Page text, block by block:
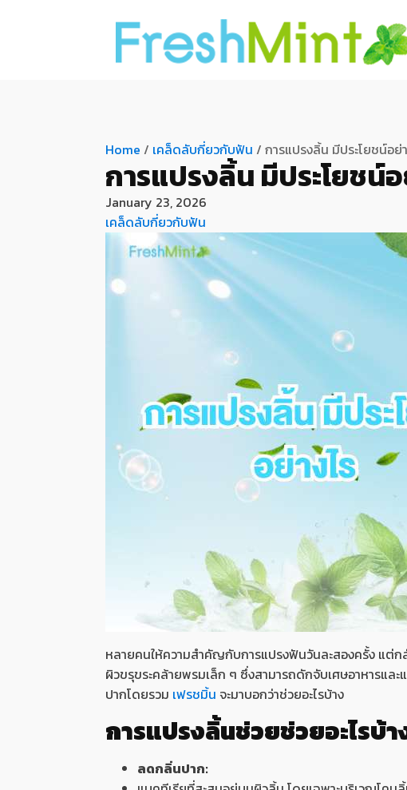
Home / เคล็ดลับกี่ยวกับฟัน / การแปรงลิ้น มีประโยชน์อย่
การแปรงลิ้น มีประโยชน์อ
January 23, 2026
เคล็ดลับกี่ยวกับฟัน
หลายคนให้ความสำคัญกับการแปรงฟันวันละสองครั้ง แต่ก
ผิวขรุขระคล้ายพรมเล็ก ๆ ซึ่งสามารถดักจับเศษอาหารแล
ปากโดยรวม เฟรชมิ้น จะมาบอกว่าช่วยอะไรบ้าง
การแปรงลิ้นช่วยช่วยอะไรบ้า
ลดกลิ่นปาก: